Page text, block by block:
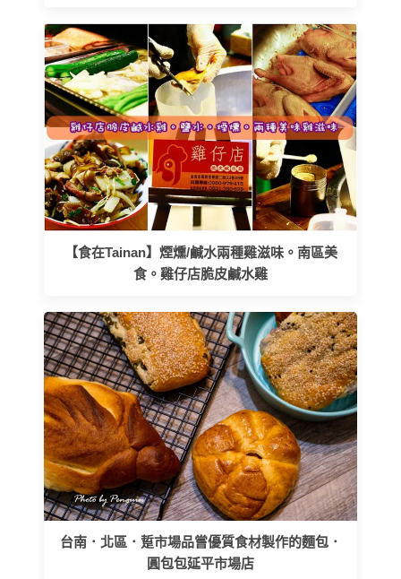
【食在Tainan】煙燻/鹹水兩種雞滋味。南區美
食。雞仔店脆皮鹹水雞
台南．北區．踅市場品嘗優質食材製作的麵包．
圓包包延平市場店